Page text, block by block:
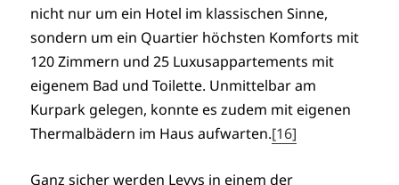
nicht nur um ein Hotel im klassischen Sinne,
sondern um ein Quartier höchsten Komforts mit
120 Zimmern und 25 Luxusappartements mit
eigenem Bad und Toilette. Unmittelbar am
Kurpark gelegen, konnte es zudem mit eigenen
Thermalbädern im Haus aufwarten.[16]
Ganz sicher werden Levys in einem der